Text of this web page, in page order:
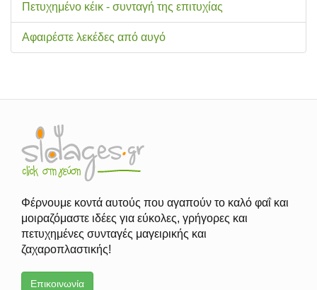
Πετυχημένο κέικ - συνταγή της επιτυχίας
Αφαιρέστε λεκέδες από αυγό
Φέρνουμε κοντά αυτούς που αγαπούν το καλό φαΐ και
μοιραζόμαστε ιδέες για εύκολες, γρήγορες και
πετυχημένες συνταγές μαγειρικής και
ζαχαροπλαστικής!
Επικοινωνία